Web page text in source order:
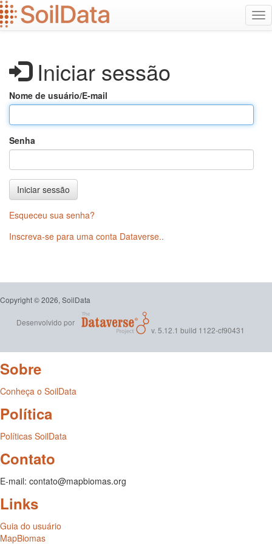
Ir
para
o
Iniciar sessão
Nome de usuário/E-mail
Senha
Iniciar sessão
Esqueceu sua senha?
Inscreva-se para uma conta Dataverse..
Copyright © 2026, SoilData
Desenvolvido por
v. 5.12.1 build 1122-cf90431
Sobre
Conheça o SoilData
Política
Políticas SoilData
Contato
E-mail: contato@mapbiomas.org
Links
Guia do usuário
MapBiomas